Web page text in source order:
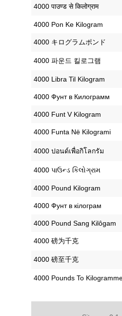
‎4000 पाउण्ड से किलोग्राम
‎4000 Pon Ke Kilogram
‎4000 キログラムポンド
‎4000 파운드 킬로그램
‎4000 Libra Til Kilogram
‎4000 Фунт в Килограмм
‎4000 Funt V Kilogram
‎4000 Funta Në Kilogrami
‎4000 ปอนด์เพื่อกิโลกรัม
‎4000 પાઉન્ડ કિલોગ્રામ
‎4000 Pound Kilogram
‎4000 Фунт в кілограм
‎4000 Pound Sang Kilôgam
‎4000 磅为千克
‎4000 磅至千克
‎4000 Pounds To